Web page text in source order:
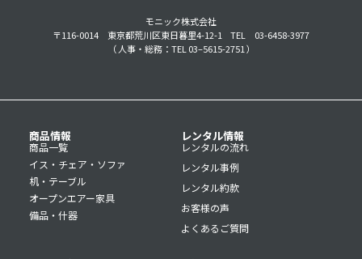
モニック株式会社
〒116-0014 東京都荒川区東日暮里4-12-1
TEL 03-6458-3977
（ 人事・総務：TEL 03–5615-2751 ）
商品情報
商品一覧
イス・チェア・ソファ
机・テーブル
オープンエアー家具
備品・什器
レンタル情報
レンタルの流れ
レンタル事例
レンタル約款
お客様の声
よくあるご質問